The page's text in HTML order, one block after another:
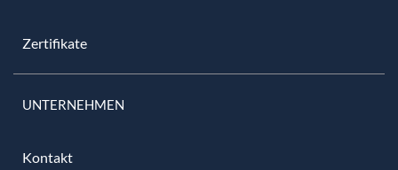
Zertifikate
UNTERNEHMEN
Kontakt